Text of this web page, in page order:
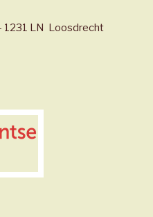
1231 LN Loosdrecht